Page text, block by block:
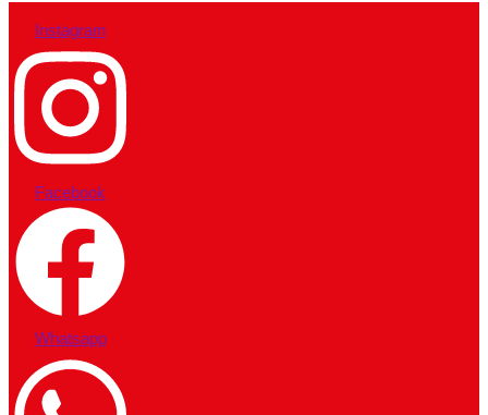
Instagram
Facebook
Whatsapp